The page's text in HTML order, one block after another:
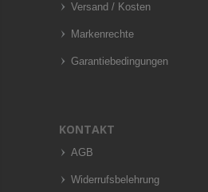
Versand / Kosten
Markenrechte
Garantiebedingungen
KONTAKT
AGB
Widerrufsbelehrung